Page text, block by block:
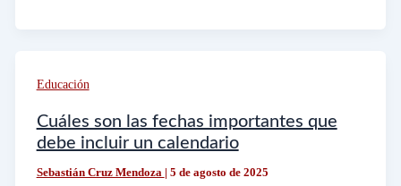
óleo
México
Educación
Cuáles son las fechas importantes que
debe incluir un calendario
Sebastián Cruz Mendoza | 5 de agosto de 2025